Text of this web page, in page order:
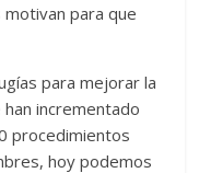
motivan para que
para mejorar la
incrementado
procedimientos
hoy podemos